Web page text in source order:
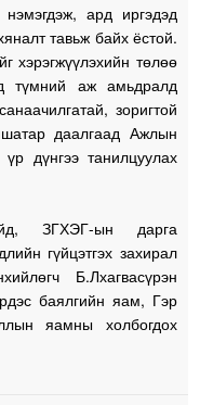
ард иргэдэд
тавьж байх ёстой.
хэрэгжүүлэхийн төлөө
түмний аж амьдралд
зоригтой
даалгаад Ажлын
дүнгээ танилцуулах
ЗГХЭГ-ын дарга
гүйцэтгэх захирал
Б.Лхагвасүрэн
баялгийн яам, Гэр
яамны холбогдох